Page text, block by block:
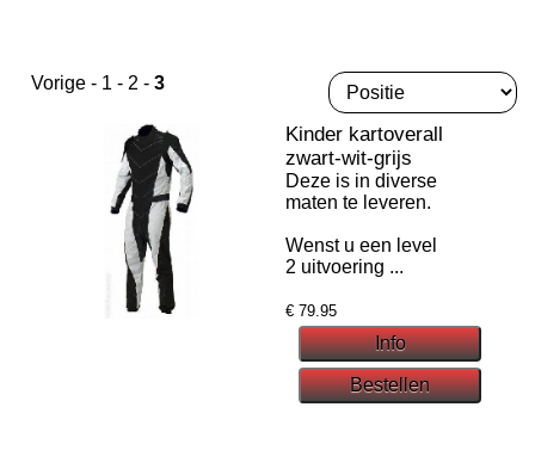
Vorige - 1 - 2 - 3
Kinder kartoverall
zwart-wit-grijs
Deze is in diverse
maten te leveren.
Wenst u een level
2 uitvoering ...
€ 79.95